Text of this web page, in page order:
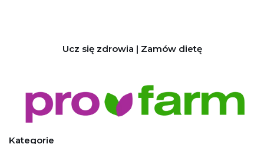
Ucz się zdrowia | Zamów dietę
Kategorie